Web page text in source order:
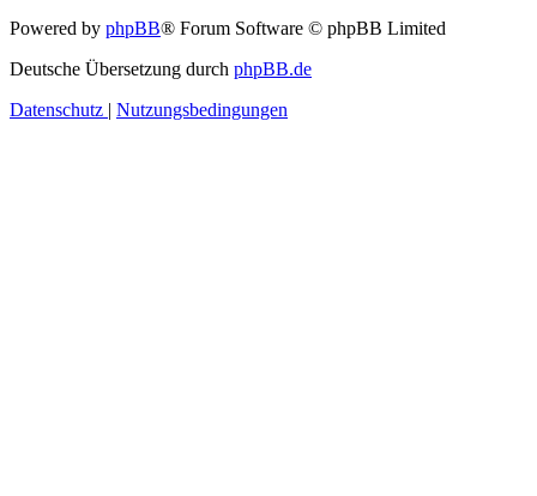
Powered by phpBB® Forum Software © phpBB Limited
Deutsche Übersetzung durch phpBB.de
Datenschutz | Nutzungsbedingungen